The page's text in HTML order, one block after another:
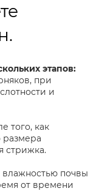
этапов:
при
и
того, как
размера
стрижка.
влажностью почвы
от времени